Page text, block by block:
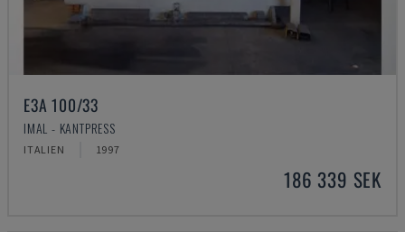
E3A 100/33
IMAL - KANTPRESS
ITALIEN 1997
186 339 SEK